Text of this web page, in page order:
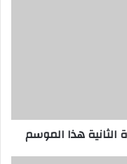
هذا الموسم